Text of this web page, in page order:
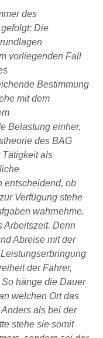
des
Die
vorliegenden Fall
Bestimmung
mit dem
Belastung einher,
des BAG
als
entscheidend, ob
Verfügung stehe
wahrnehme.
Arbeitszeit. Denn
Abreise mit der
der Fahrer,
hänge die Dauer
welchen Ort das
als bei der
stehe sie somit